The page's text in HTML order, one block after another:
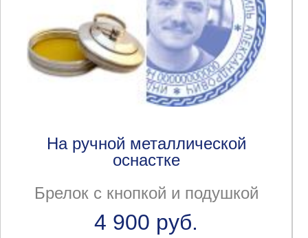
На ручной металлической
оснастке
Брелок с кнопкой и подушкой
4 900 руб.